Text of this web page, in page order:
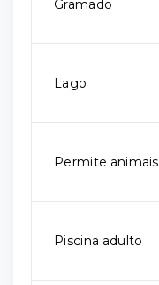
Gramado
Lago
Permite animais
Piscina adulto